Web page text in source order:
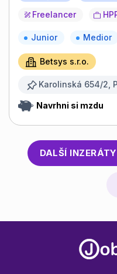
Freelancer
Junior Medior
Betsys s.r.o.
Karolinská 654/2,
Navrhni si mzdu
DALŠÍ